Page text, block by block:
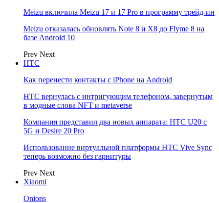
Meizu включила Meizu 17 и 17 Pro в программу трейд-ин
Meizu отказалась обновлять Note 8 и X8 до Flyme 8 на
базе Android 10
Prev Next
НТС
Как перенести контакты с iPhone на Android
HTC вернулась с интригующим телефоном, завернутым
в модные слова NFT и metaverse
Компания представил два новых аппарата: HTC U20 с
5G и Desire 20 Pro
Использование виртуальной платформы HTC Vive Sync
теперь возможно без гарнитуры
Prev Next
Xiaomi
Onions